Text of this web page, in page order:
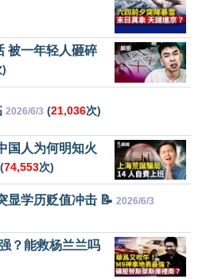
被一年轻人砸碎
)
2026/6/3 (21,036次)
国人为何明知火
(74,553次)
显学历贬值冲击 📝 2026/6/3
？能救杨兰兰吗